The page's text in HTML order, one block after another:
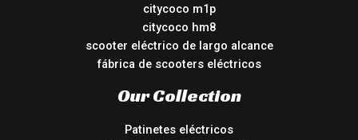
citycoco m1p
citycoco hm8
scooter eléctrico de largo alcance
fábrica de scooters eléctricos
Our Collection
Patinetes eléctricos